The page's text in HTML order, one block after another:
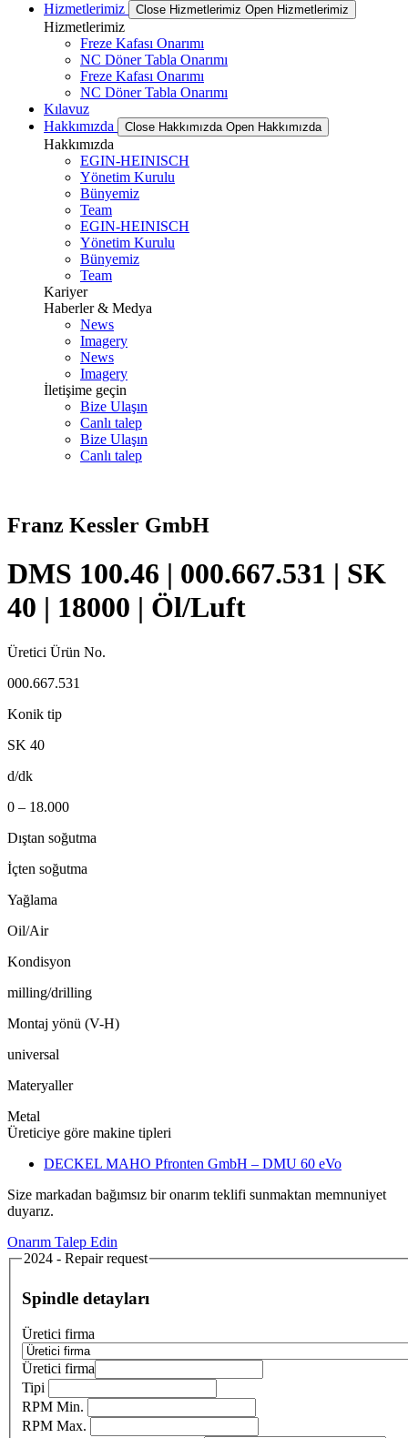
Hizmetlerimiz
Close Hizmetlerimiz Open Hizmetlerimiz
Hizmetlerimiz
Freze Kafası Onarımı
NC Döner Tabla Onarımı
Freze Kafası Onarımı
NC Döner Tabla Onarımı
Kılavuz
Hakkımızda
Close Hakkımızda Open Hakkımızda
Hakkımızda
EGIN-HEINISCH
Yönetim Kurulu
Bünyemiz
Team
EGIN-HEINISCH
Yönetim Kurulu
Bünyemiz
Team
Kariyer
Haberler & Medya
News
Imagery
News
Imagery
İletişime geçin
Bize Ulaşın
Canlı talep
Bize Ulaşın
Canlı talep
Franz Kessler GmbH
DMS 100.46 | 000.667.531 | SK
40 | 18000 | Öl/Luft
Üretici Ürün No.
000.667.531
Konik tip
SK 40
d/dk
0 – 18.000
Dıştan soğutma
İçten soğutma
Yağlama
Oil/Air
Kondisyon
milling/drilling
Montaj yönü (V-H)
universal
Materyaller
Metal
Üreticiye göre makine tipleri
DECKEL MAHO Pfronten GmbH – DMU 60 eVo
Size markadan bağımsız bir onarım teklifi sunmaktan memnuniyet
duyarız.
Onarım Talep Edin
2024 - Repair request
Spindle detayları
Üretici firma
Üretici firma
Tipi
RPM Min.
RPM Max.